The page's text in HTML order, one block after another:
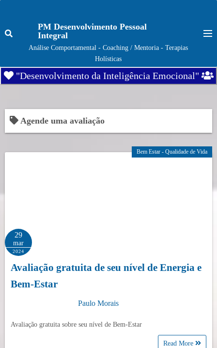
o
PM Desenvolvimento Pessoal
Integral
Análise Comportamental - Coaching / Mentoria - Terapias
Holísticas
"Desenvolvimento da Inteligência Emocional"
Agende uma avaliação
Bem Estar - Qualidade de Vida
29
mar
2024
Avaliação gratuita de seu nível de Energia e
Bem-Estar
Paulo Morais
Avaliação gratuita sobre seu nível de Bem-Estar
Read More